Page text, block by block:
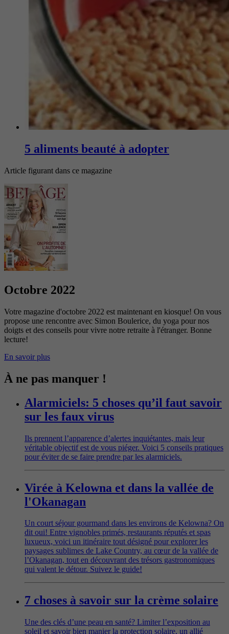
5 aliments beauté à adopter
Article figurant dans ce magazine
Octobre 2022
Votre magazine d'octobre 2022 est maintenant en kiosque! On vous
propose une rencontre avec Simon Boulerice, du yoga pour nos
doigts et des conseils pour vivre notre retraite à l'étranger. Bonne
lecture!
En savoir plus
À ne pas manquer !
Alarmiciels: 5 choses qu’il faut savoir
sur les faux virus
Ils prennent l’apparence d’alertes inquiétantes, mais leur
véritable objectif est de vous piéger. Voici 5 conseils pratiques
pour éviter de se faire prendre par les alarmiciels.
Virée à Kelowna et dans la vallée de
l'Okanagan
Un court séjour gourmand dans les environs de Kelowna? On
dit oui! Entre vignobles primés, restaurants réputés et spas
luxueux, voici un itinéraire tout désigné pour explorer les
paysages sublimes de Lake Country, au cœur de la vallée de
l’Okanagan, tout en découvrant des trésors gastronomiques
qui valent le détour. Suivez le guide!
7 choses à savoir sur la crème solaire
Une des clés d’une peau en santé? Limiter l’exposition au
soleil et savoir bien manier la protection solaire, un allié